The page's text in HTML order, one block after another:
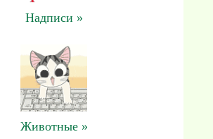
Надписи »
Животные »